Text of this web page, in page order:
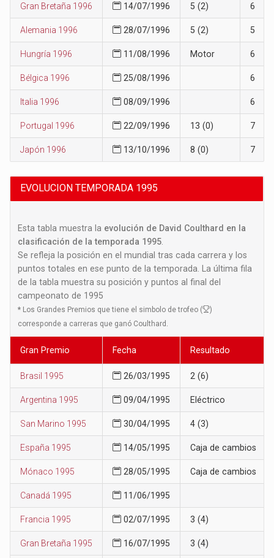
Gran Bretaña 1996 14/07/1996 5 (2) 6
Alemania 1996 28/07/1996 5 (2) 5
Hungría 1996 11/08/1996 Motor 6
Bélgica 1996 25/08/1996 6
Italia 1996 08/09/1996 6
Portugal 1996 22/09/1996 13 (0) 7
Japón 1996 13/10/1996 8 (0) 7
EVOLUCION TEMPORADA 1995
Esta tabla muestra la evolución de David Coulthard en la
clasificación de la temporada 1995
Se refleja la posición en el mundial tras cada carrera y los
puntos totales en ese punto de la temporada. La última fila
de la tabla muestra su posición y puntos al final del
campeonato de 1995
* Los Grandes Premios que tiene el simbolo de trofeo (
)
corresponde a carreras que ganó Coulthard.
Gran Premio Fecha Resultado
Brasil 1995 26/03/1995 2 (6)
Argentina 1995 09/04/1995 Eléctrico
San Marino 1995 30/04/1995 4 (3)
España 1995 14/05/1995 Caja de cambios
Mónaco 1995 28/05/1995 Caja de cambios
Canadá 1995 11/06/1995
Francia 1995 02/07/1995 3 (4)
Gran Bretaña 1995 16/07/1995 3 (4)